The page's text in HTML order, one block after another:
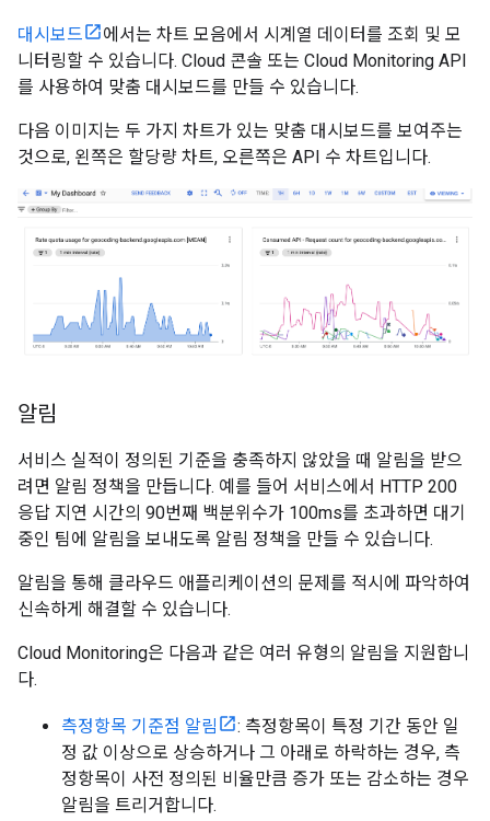
대시보드
에서는 차트 모음에서 시계열 데이터를 조회 및 모
니터링할 수 있습니다. Cloud 콘솔 또는 Cloud Monitoring API
를 사용하여 맞춤 대시보드를 만들 수 있습니다.
다음 이미지는 두 가지 차트가 있는 맞춤 대시보드를 보여주는
것으로, 왼쪽은 할당량 차트, 오른쪽은 API 수 차트입니다.
알림
서비스 실적이 정의된 기준을 충족하지 않았을 때 알림을 받으
려면 알림 정책을 만듭니다. 예를 들어 서비스에서 HTTP 200
응답 지연 시간의 90번째 백분위수가 100ms를 초과하면 대기
중인 팀에 알림을 보내도록 알림 정책을 만들 수 있습니다.
알림을 통해 클라우드 애플리케이션의 문제를 적시에 파악하여
신속하게 해결할 수 있습니다.
Cloud Monitoring은 다음과 같은 여러 유형의 알림을 지원합니
다.
측정항목 기준점 알림
: 측정항목이 특정 기간 동안 일
정 값 이상으로 상승하거나 그 아래로 하락하는 경우, 측
정항목이 사전 정의된 비율만큼 증가 또는 감소하는 경우
알림을 트리거합니다.